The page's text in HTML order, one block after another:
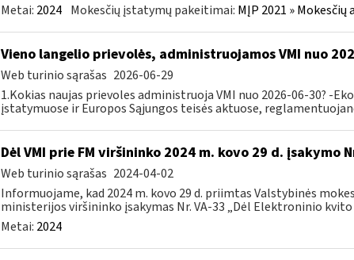
Metai: 2024 Mokesčių įstatymų pakeitimai: MĮP 2021 »
Vieno langelio prievolės, administruojamos VMI nuo
Web turinio sąrašas 2026-06-29
1.Kokias naujas prievoles administruoja VMI nuo 2026-06-30? -
įstatymuose ir Europos Sąjungos teisės aktuose,
Dėl VMI prie FM viršininko 2024 m. kovo 29 d. įsakymo
Web turinio sąrašas 2024-04-02
Informuojame, kad 2024 m. kovo 29 d. priimtas Valstybinės
ministerijos viršininko įsakymas Nr. VA-33 „Dėl Elektroninio
Metai: 2024